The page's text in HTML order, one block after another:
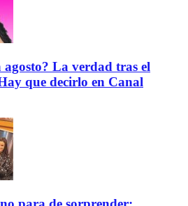
agosto? La verdad tras el
que decirlo en Canal